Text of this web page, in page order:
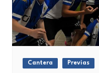
Cantera Previas